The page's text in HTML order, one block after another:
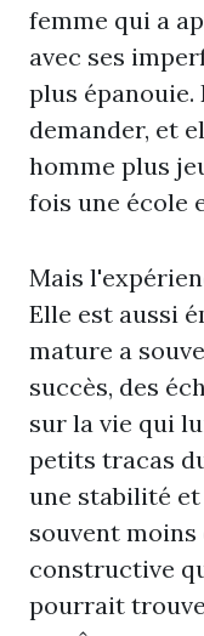
femme qui a
avec ses
plus
demander, et
homme plus
fois une école
Mais
Elle est aussi
mature a
succès, des
sur la vie qui
petits tracas
une stabilité
souvent
constructive
pourrait